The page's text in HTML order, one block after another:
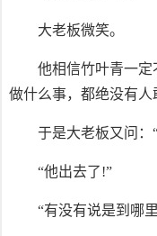
大老板微笑。
他相信竹叶青一定
做什么事，都绝没有人
于是大老板又问：
“他出去了!”
“有没有说是到哪